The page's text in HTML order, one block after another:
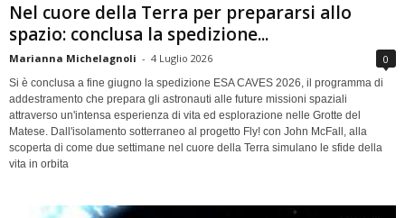
Nel cuore della Terra per prepararsi allo
spazio: conclusa la spedizione...
Marianna Michelagnoli - 4 Luglio 2026 0
Si è conclusa a fine giugno la spedizione ESA CAVES 2026, il programma di
addestramento che prepara gli astronauti alle future missioni spaziali
attraverso un'intensa esperienza di vita ed esplorazione nelle Grotte del
Matese. Dall'isolamento sotterraneo al progetto Fly! con John McFall, alla
scoperta di come due settimane nel cuore della Terra simulano le sfide della
vita in orbita